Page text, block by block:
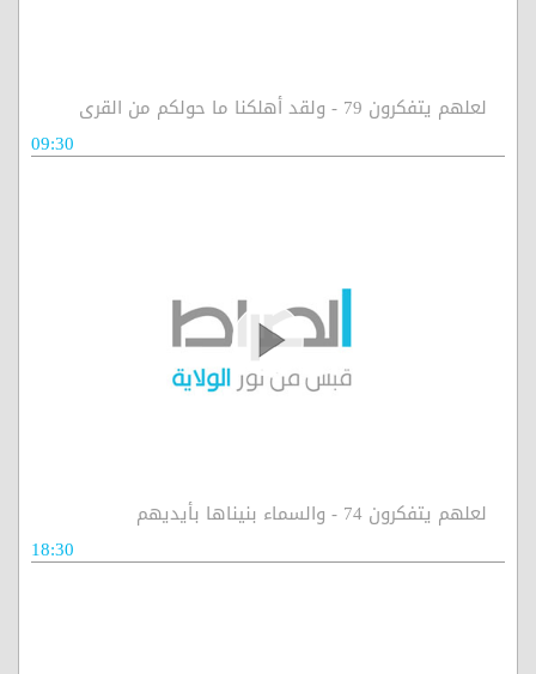
لعلهم يتفكرون 79 - ولقد أهلكنا ما حولكم من القرى
09:30
لعلهم يتفكرون 74 - والسماء بنيناها بأيديهم
18:30